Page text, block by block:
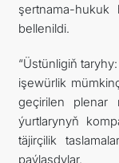
şertnama-hukuk
bellenildi.
“Üstünligiň
işewürlik
geçirilen plenar
ýurtlarynyň
täjirçilik
paýlaşdylar.